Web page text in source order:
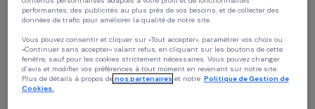
La Maison des Femmes de Saint-Denis: « Création
pôle psycho-social » (France)
Les Forges-médiation: « Place aux femmes »
CARE France: « Mujeres con voz » (Equateur)
Politique des cookies
Chez RAJA nous utilisons des cookies avec nos partenaires pour améliorer
expérience sur notre site et notre blog. Cela nous permet de vous proposer
contenus personnalisés adaptés à votre profil et de fonctionnalités
performantes, des publicités au plus près de vos besoins, et de collecter des
données de trafic pour améliorer la qualité de notre site.